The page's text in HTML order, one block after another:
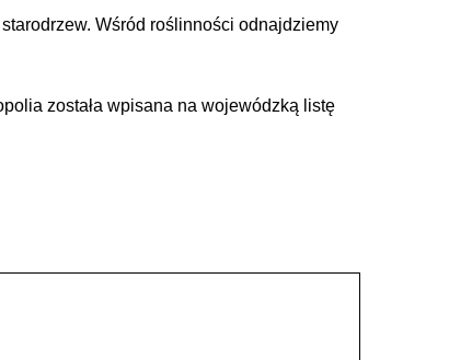
Wśród roślinności odnajdziemy
została wpisana na wojewódzką listę